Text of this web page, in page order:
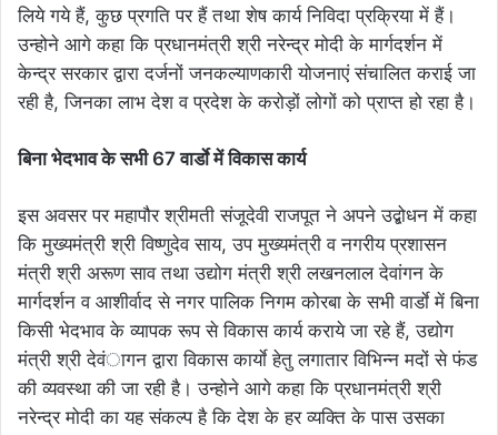
लिये गये हैं, कुछ प्रगति पर हैं तथा शेष कार्य निविदा प्रक्रिया में हैं।
उन्होने आगे कहा कि प्रधानमंत्री श्री नरेन्द्र मोदी के मार्गदर्शन में
केन्द्र सरकार द्वारा दर्जनों जनकल्याणकारी योजनाएं संचालित कराई जा
रही है, जिनका लाभ देश व प्रदेश के करोड़ों लोगों को प्राप्त हो रहा है।
बिना भेदभाव के सभी 67 वार्डाे में विकास कार्य
इस अवसर पर महापौर श्रीमती संजूदेवी राजपूत ने अपने उद्बोधन में कहा
कि मुख्यमंत्री श्री विष्णुदेव साय, उप मुख्यमंत्री व नगरीय प्रशासन
मंत्री श्री अरूण साव तथा उद्योग मंत्री श्री लखनलाल देवांगन के
मार्गदर्शन व आशीर्वाद से नगर पालिक निगम कोरबा के सभी वार्डाे में बिना
किसी भेदभाव के व्यापक रूप से विकास कार्य कराये जा रहे हैं, उद्योग
मंत्री श्री देवंागन द्वारा विकास कार्याे हेतु लगातार विभिन्न मदों से फंड
की व्यवस्था की जा रही है। उन्होने आगे कहा कि प्रधानमंत्री श्री
नरेन्द्र मोदी का यह संकल्प है कि देश के हर व्यक्ति के पास उसका